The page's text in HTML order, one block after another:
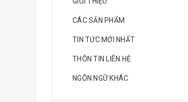
CÁC SẢN PHẨM
TIN TỨC MỚI NHẤT
THÔN TIN LIÊN HỆ
NGÔN NGỮ KHÁC